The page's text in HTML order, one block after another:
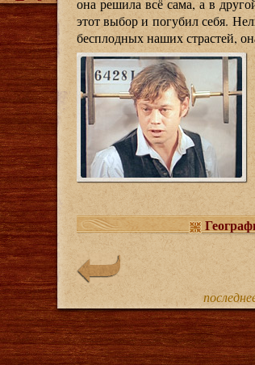
она решила всё сама, а в
этот выбор и погубил себя.
бесплодных наших страстей,